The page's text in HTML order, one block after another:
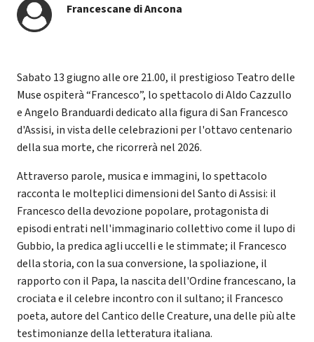
Francescane di Ancona
Sabato 13 giugno alle ore 21.00, il prestigioso Teatro delle
Muse ospiterà “Francesco”, lo spettacolo di Aldo Cazzullo
e Angelo Branduardi dedicato alla figura di San Francesco
d'Assisi, in vista delle celebrazioni per l'ottavo centenario
della sua morte, che ricorrerà nel 2026.
Attraverso parole, musica e immagini, lo spettacolo
racconta le molteplici dimensioni del Santo di Assisi: il
Francesco della devozione popolare, protagonista di
episodi entrati nell'immaginario collettivo come il lupo di
Gubbio, la predica agli uccelli e le stimmate; il Francesco
della storia, con la sua conversione, la spoliazione, il
rapporto con il Papa, la nascita dell'Ordine francescano, la
crociata e il celebre incontro con il sultano; il Francesco
poeta, autore del Cantico delle Creature, una delle più alte
testimonianze della letteratura italiana.